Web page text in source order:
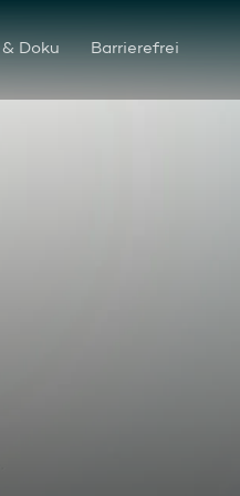
Doku Barrierefrei